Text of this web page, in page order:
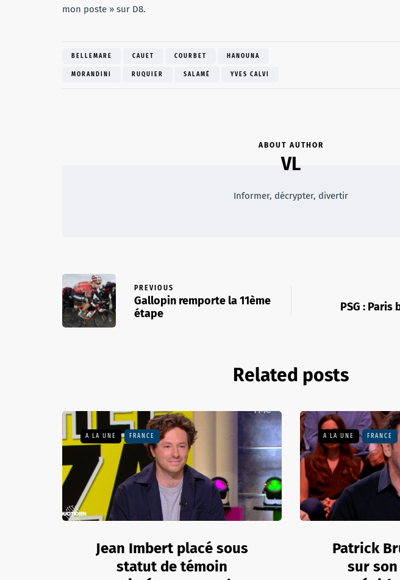
mon poste » sur D8.
BELLEMARE CAUET COURBET HANOUNA
MORANDINI RUQUIER SALAMÉ YVES CALVI
ABOUT AUTHOR
VL
Informer, décrypter, divertir
PREVIOUS
Gallopin remporte la 11ème
étape
PSG :
Related posts
A LA UNE FRANCE
Jean Imbert placé sous
statut de témoin
A LA UNE FRANCE
Patrick
sur